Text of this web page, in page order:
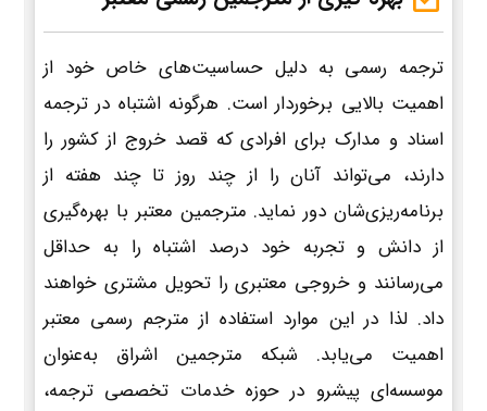
ترجمه رسمی به دلیل حساسیت‌های خاص خود از
اهمیت بالایی برخوردار است. هرگونه اشتباه در ترجمه
اسناد و مدارک برای افرادی که قصد خروج از کشور را
دارند، می‌تواند آنان را از چند روز تا چند هفته از
برنامه‌ریزی‌شان دور نماید. مترجمین معتبر با بهره‌گیری
از دانش و تجربه خود درصد اشتباه را به حداقل
می‌رسانند و خروجی معتبری را تحویل مشتری خواهند
داد. لذا در این موارد استفاده از مترجم رسمی معتبر
اهمیت می‌یابد. شبکه مترجمین اشراق به‌عنوان
موسسه‌ای پیشرو در حوزه خدمات تخصصی ترجمه،